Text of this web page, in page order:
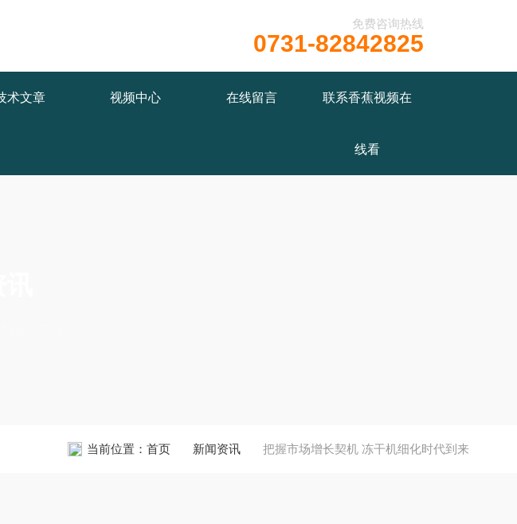
免费咨询热线
0731-82842825
术文章 视频中心 在线留言 联系香蕉视频在
线看
当前位置： 首页 新闻资讯 把握市场增长契机 冻干机细化时代到来